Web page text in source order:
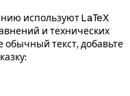
используют LaTeX
и технических
текст, добавьте